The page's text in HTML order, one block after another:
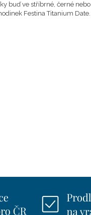
buď ve stříbrné, černé nebo
Festina Titanium Date.